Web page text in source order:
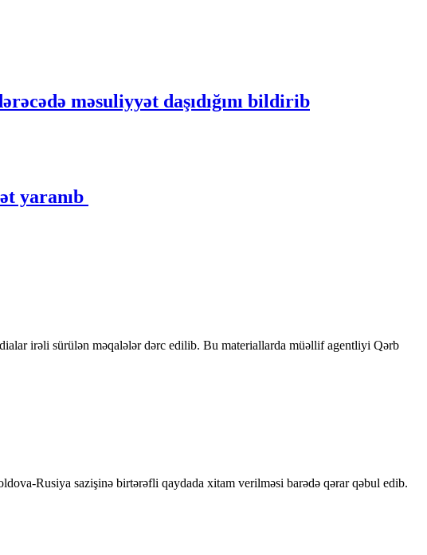
məsuliyyət daşıdığını bildirib
yaranıb
irəli sürülən məqalələr dərc edilib. Bu materiallarda müəllif agentliyi Qərb
Rusiya sazişinə birtərəfli qaydada xitam verilməsi barədə qərar qəbul edib.